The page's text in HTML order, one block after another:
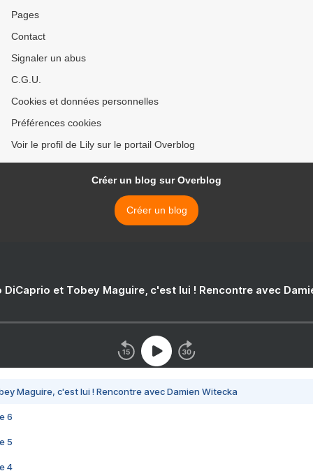
Pages
Contact
Signaler un abus
C.G.U.
Cookies et données personnelles
Préférences cookies
Voir le profil de Lily sur le portail Overblog
Créer un blog sur Overblog
Créer un blog
DiCaprio et Tobey Maguire, c'est lui ! Rencontre avec
Maguire, c'est lui ! Rencontre avec Damien Witecka
6
5
4